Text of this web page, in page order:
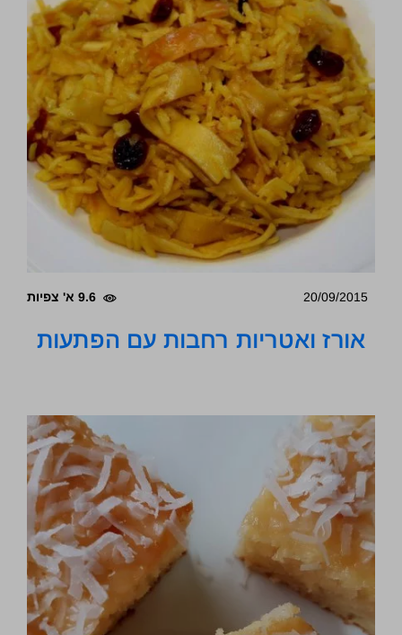
20/09/2015 9.6 א' צפיות
אורז ואטריות רחבות עם הפתעות